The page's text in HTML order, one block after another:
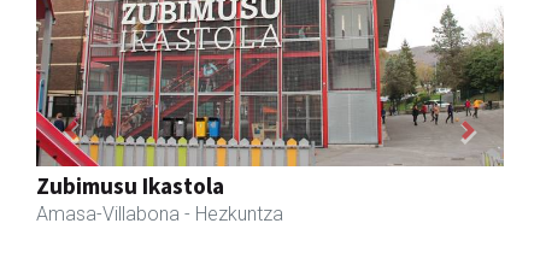
Arindu fisioterapia eta osteopatia
Amasa-Villabona - Fisioterapia
Previous Next